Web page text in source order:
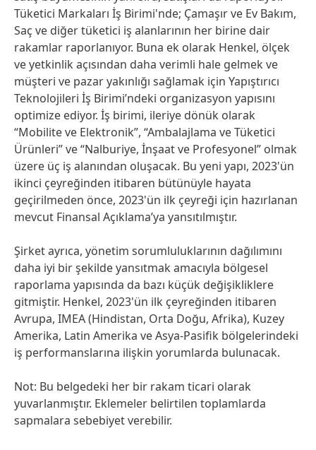
Tüketici Markaları İş Birimi'nde; Çamaşır ve Ev Bakım,
Saç ve diğer tüketici iş alanlarının her birine dair
rakamlar raporlanıyor. Buna ek olarak Henkel, ölçek
ve yetkinlik açısından daha verimli hale gelmek ve
müşteri ve pazar yakınlığı sağlamak için Yapıştırıcı
Teknolojileri İş Birimi’ndeki organizasyon yapısını
optimize ediyor. İş birimi, ileriye dönük olarak
“Mobilite ve Elektronik”, “Ambalajlama ve Tüketici
Ürünleri” ve “Nalburiye, İnşaat ve Profesyonel” olmak
üzere üç iş alanından oluşacak. Bu yeni yapı, 2023'ün
ikinci çeyreğinden itibaren bütünüyle hayata
geçirilmeden önce, 2023'ün ilk çeyreği için hazırlanan
mevcut Finansal Açıklama’ya yansıtılmıştır.
Şirket ayrıca, yönetim sorumluluklarının dağılımını
daha iyi bir şekilde yansıtmak amacıyla bölgesel
raporlama yapısında da bazı küçük değişikliklere
gitmiştir. Henkel, 2023'ün ilk çeyreğinden itibaren
Avrupa, IMEA(Hindistan, Orta Doğu, Afrika), Kuzey
Amerika, Latin Amerika ve Asya-Pasifik bölgelerindeki
iş performanslarına ilişkin yorumlarda bulunacak.
Not: Bu belgedeki her bir rakam ticari olarak
yuvarlanmıştır. Eklemeler belirtilen toplamlarda
sapmalara sebebiyet verebilir.